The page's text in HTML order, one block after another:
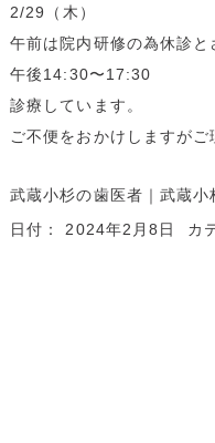
2/29（木）
午前は院内研修の為休診と
午後14:30〜17:30
診療しています。
ご不便をおかけしますがご
武蔵小杉の歯医者 ｜武蔵
日付：2024年2月8日 カ